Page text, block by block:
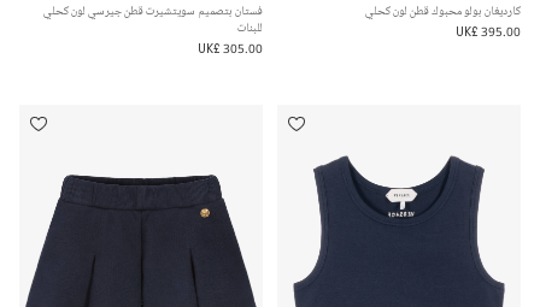
كارديغان بولو محبوك قطن لون كحلي
UK£ 395.00
فستان بتصميم سويتشيرت قطن جيرسي لون كحلي
للبنات
UK£ 305.00